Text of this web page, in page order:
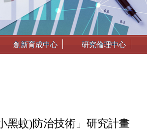
創新育成中心 研究倫理中心
黑蚊)防治技術」研究計畫